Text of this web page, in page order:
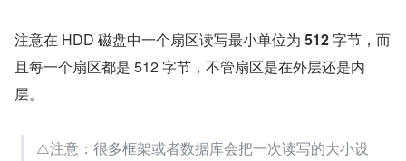
注意在 HDD 磁盘中一个扇区读写最小单位为 512 字节，而
且每一个扇区都是 512 字节，不管扇区是在外层还是内
层。
⚠️注意：很多框架或者数据库会把一次读写的大小设